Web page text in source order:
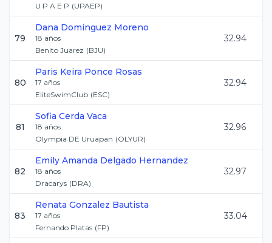
U P A E P (UPAEP)
79
Dana Dominguez Moreno
18 años
Benito Juarez (BJU)
32.94
80
Paris Keira Ponce Rosas
17 años
EliteSwimClub (ESC)
32.94
81
Sofia Cerda Vaca
18 años
Olympia DE Uruapan (OLYUR)
32.96
82
Emily Amanda Delgado Hernandez
18 años
Dracarys (DRA)
32.97
83
Renata Gonzalez Bautista
17 años
Fernando Platas (FP)
33.04